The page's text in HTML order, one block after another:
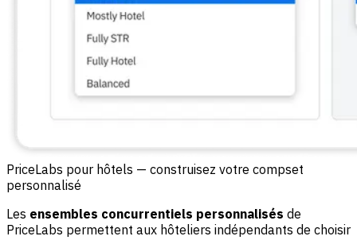
PriceLabs pour hôtels — construisez votre compset
personnalisé
Les ensembles concurrentiels personnalisés de
PriceLabs permettent aux hôteliers indépendants de choisir